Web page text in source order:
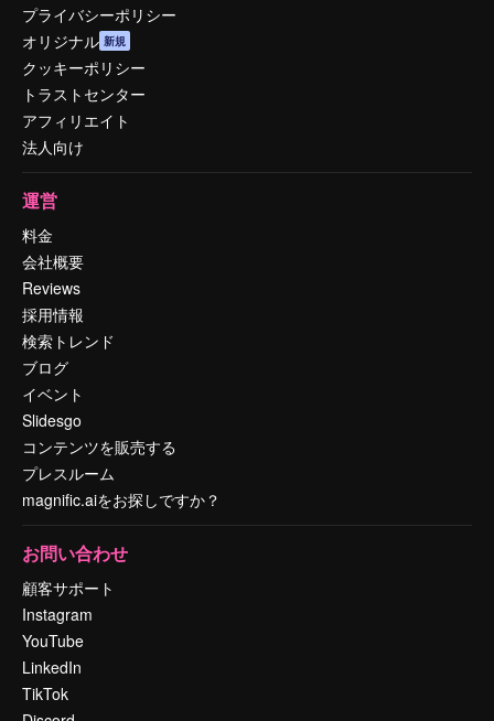
プライバシーポリシー
オリジナル 新規
クッキーポリシー
トラストセンター
アフィリエイト
法人向け
運営
料金
会社概要
Reviews
採用情報
検索トレンド
ブログ
イベント
Slidesgo
コンテンツを販売する
プレスルーム
magnific.aiをお探しですか？
お問い合わせ
顧客サポート
Instagram
YouTube
LinkedIn
TikTok